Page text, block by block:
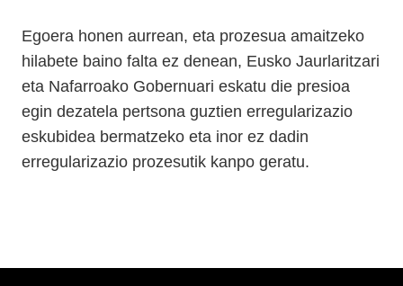
Egoera honen aurrean, eta prozesua amaitzeko
hilabete baino falta ez denean, Eusko Jaurlaritzari
eta Nafarroako Gobernuari eskatu die presioa
egin dezatela pertsona guztien erregularizazio
eskubidea bermatzeko eta inor ez dadin
erregularizazio prozesutik kanpo geratu.